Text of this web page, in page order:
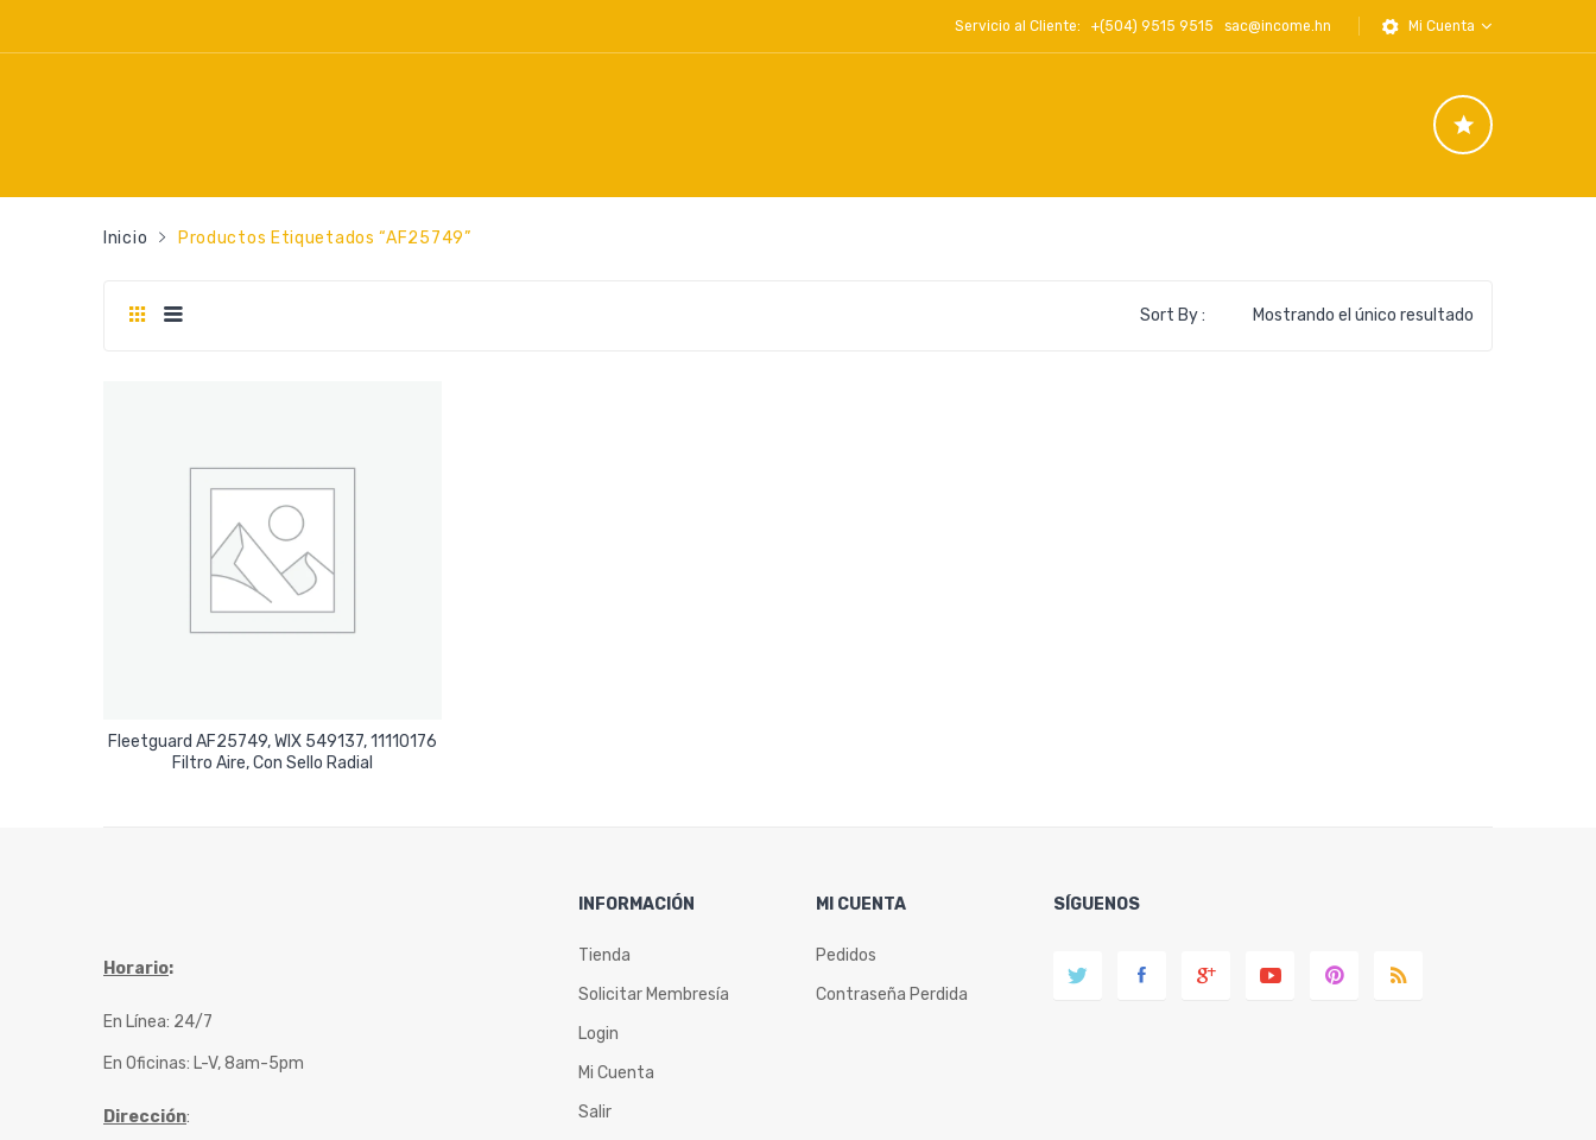
Servicio al Cliente: +(504) 9515 9515 sac@income.hn Mi Cuenta
Inicio Productos Etiquetados “AF25749”
Mostrando el único resultado
Sort By :
Fleetguard AF25749, WIX 549137, 11110176
Filtro Aire, Con Sello Radial
Leer Más
Horario:
En Línea: 24/7
En Oficinas: L-V, 8am-5pm
Dirección:
INFORMACIÓN
Tienda
Solicitar Membresía
Login
Mi Cuenta
Salir
MI CUENTA
Pedidos
Contraseña Perdida
SÍGUENOS